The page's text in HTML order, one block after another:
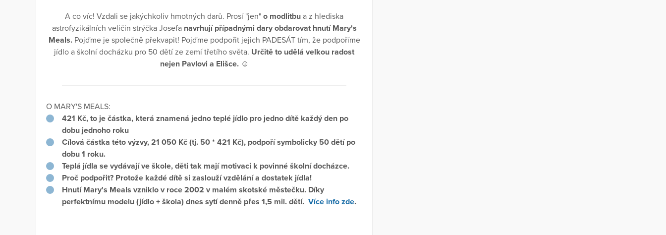
A co víc! Vzdali se jakýchkoliv hmotných darů. Prosí "jen" o modlitbu a z hlediska
astrofyzikálních veličin strýčka Josefa navrhují případnými dary obdarovat hnutí Mary's
Meals.Pojďme je společně překvapit! Pojďme podpořit jejich PADESÁT tím, že podpoříme
jídlo a školní docházku pro 50 dětí ze zemí třetího světa. Určitě to udělá velkou radost
nejen Pavlovi a Elišce. ☺
O MARY'S MEALS:
421 Kč, to je částka, která znamená jedno teplé jídlo pro jedno dítě každý den po
dobu jednoho roku
Cílová částka této výzvy, 21 050 Kč (tj. 50 * 421 Kč), podpoří symbolicky 50 dětí po
dobu 1 roku.
Teplá jídla se vydávají ve škole, děti tak mají motivaci k povinné školní docházce.
Proč podpořit? Protože každé dítě si zaslouží vzdělání a dostatek jídla!
Hnutí Mary's Meals vzniklo v roce 2002 v malém skotské městečku. Díky
perfektnímu modelu (jídlo + škola) dnes sytí denně přes 1,5 mil. dětí. Více info zde.